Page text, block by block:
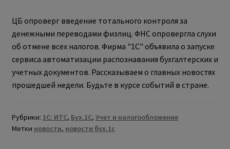
ЦБ опроверг введение тотального контроля за
денежными переводами физлиц. ФНС опровергла слухи
об отмене всех налогов. Фирма "1С" объявила о запуске
сервиса автоматизации распознавания бухгалтерских и
учетных документов. Рассказываем о главных новостях
прошедшей недели. Будьте в курсе событий в стране.
Рубрики: 1С: ИТС, Бух.1С, Учет и налогообложение
Метки новости, новости бух.1с